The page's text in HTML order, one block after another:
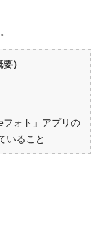
）
フォト」アプリの
いること